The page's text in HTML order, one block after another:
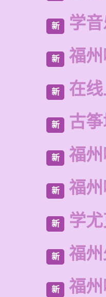
新 学
新 福
新 在
新 古
新 福
新 福
新 学
新 福
新 福